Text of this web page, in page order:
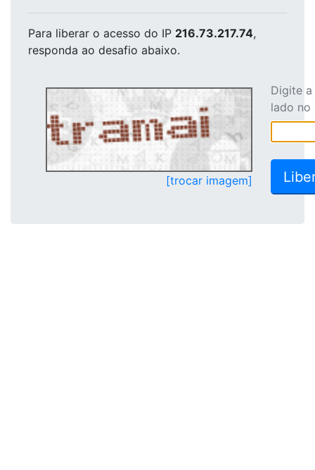
Para liberar o acesso do IP 216.73.217.74,
responda ao desafio abaixo.
[trocar imagem]
Digite
lado no